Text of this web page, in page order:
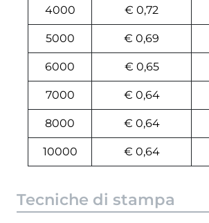
4000 € 0,72
5000 € 0,69
6000 € 0,65
7000 € 0,64
8000 € 0,64
10000 € 0,64
Tecniche di stampa